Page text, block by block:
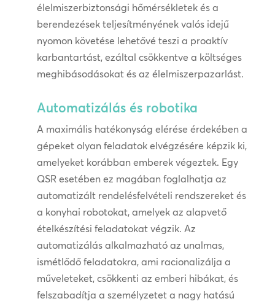
élelmiszerbiztonsági hőmérsékletek és a
berendezések teljesítményének valós idejű
nyomon követése lehetővé teszi a proaktív
karbantartást, ezáltal csökkentve a költséges
meghibásodásokat és az élelmiszerpazarlást.
Automatizálás és robotika
A maximális hatékonyság elérése érdekében a
gépeket olyan feladatok elvégzésére képzik ki,
amelyeket korábban emberek végeztek. Egy
QSR esetében ez magában foglalhatja az
automatizált rendelésfelvételi rendszereket és
a konyhai robotokat, amelyek az alapvető
ételkészítési feladatokat végzik. Az
automatizálás alkalmazható az unalmas,
ismétlődő feladatokra, ami racionalizálja a
műveleteket, csökkenti az emberi hibákat, és
felszabadítja a személyzetet a nagy hatású